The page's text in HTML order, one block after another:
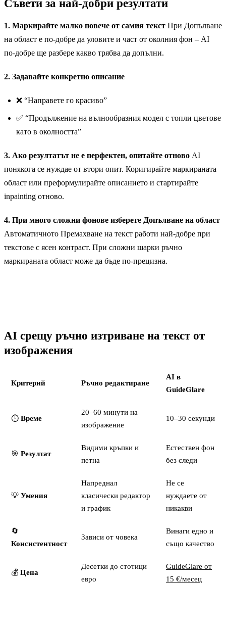
Съвети за най-добри резултати
1. Маркирайте малко повече от самия текст При Допълване
на област е по-добре да уловите и част от околния фон – AI
по-добре ще разбере какво трябва да допълни.
2. Задавайте конкретно описание
❌ “Направете го красиво”
✅ “Продължение на вълнообразния модел с топли цветове
като в околността”
3. Ако резултатът не е перфектен, опитайте отново AI
понякога се нуждае от втори опит. Коригирайте маркираната
област или преформулирайте описанието и стартирайте
inpainting отново.
4. При много сложни фонове изберете Допълване на област
Автоматичното Премахване на текст работи най-добре при
текстове с ясен контраст. При сложни шарки ръчно
маркираната област може да бъде по-прецизна.
AI срещу ръчно изтриване на текст от
изображения
Критерий Ръчно редактиране
AI в
GuideGlare
⏱️ Време
20–60 минути на
изображение
10–30 секунди
🎯 Резултат
Видими кръпки и
петна
Естествен фон
без следи
💡 Умения
Напреднал
класически редактор
и график
Не се
нуждаете от
никакви
🔄
Консистентност
Зависи от човека
Винаги едно и
също качество
💰 Цена
Десетки до стотици
евро
GuideGlare от
15 €/месец